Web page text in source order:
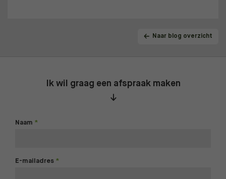
Naar blog overzicht
Ik wil graag een afspraak maken
Naam
E-mailadres